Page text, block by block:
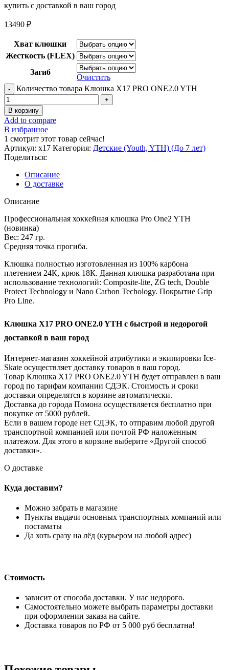
купить с доставкой в ваш город
13490 ₽
Хват клюшки
Жесткость (FLEX)
Загиб
Очистить
Количество товара Клюшка Х17 PRO ONE2.0 YTH
В корзину
Add to compare
В избранное
1 смотрит этот товар сейчас!
Артикул: х17 Категория: Детские (Youth, YTH) (До 7 лет)
Поделиться:
Описание
О доставке
Описание
Профессиональная хоккейная клюшка Pro One2 YTH
(новинка)
Вес: 247 гр.
Средняя точка прогиба.
Клюшка полностью изготовленная из 100% карбона
плетением 24К, крюк 18К. Данная клюшка разработана при
использование технологий: Composite-lite, ZG tech, Double
Protect Technology и Nano Carbon Techology. Покрытие Grip
Pro Line.
Клюшка Х17 PRO ONE2.0 YTH с быстрой и недорогой
доставкой в ваш город
Интернет-магазин хоккейной атрибутики и экипировки Ice-
Skate осуществляет доставку товаров в ваш город.
Товар Клюшка Х17 PRO ONE2.0 YTH будет отправлен в ваш
город по тарифам компании СДЭК. Стоимость и сроки
доставки определятся в корзине автоматически.
Доставка до города Помона осуществляется бесплатно при
покупке от 5000 рублей.
Если в вашем городе нет СДЭК, то отправим любой другой
транспортной компанией или почтой РФ наложенным
платежом. Для этого в корзине выберите «Другой способ
доставки».
О доставке
Куда доставим?
Можно забрать в магазине
Пункты выдачи основных транспортных компаний или
постаматы
Да хоть сразу на лёд (курьером на любой адрес)
Стоимость
зависит от способа доставки. У нас недорого.
Самостоятельно можете выбрать параметры доставки
при оформлении заказа на сайте.
Доставка товаров по РФ от 5 000 руб бесплатна!